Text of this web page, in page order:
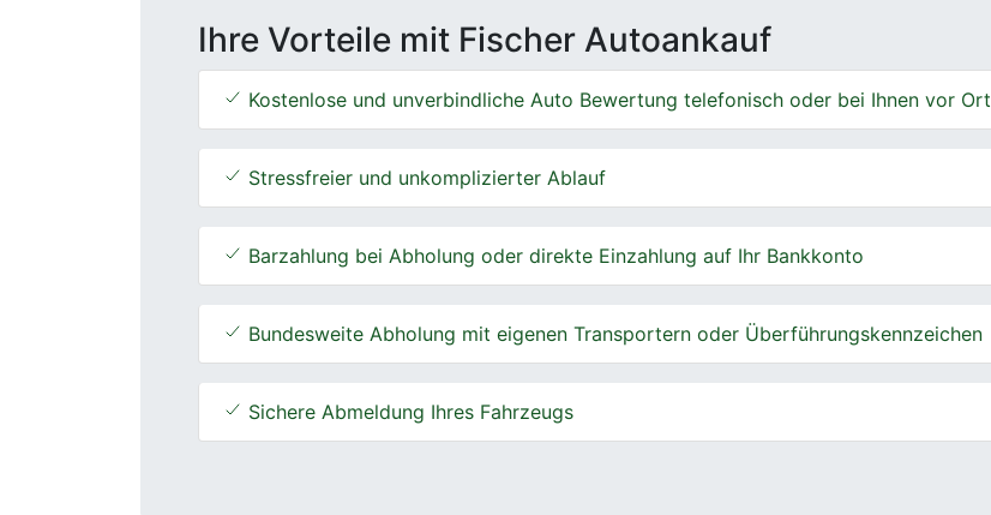
Ihre Vorteile mit Fischer Autoankauf
Kostenlose und unverbindliche Auto Bewertung telefonisch oder bei Ihnen vor Ort
Stressfreier und unkomplizierter Ablauf
Barzahlung bei Abholung oder direkte Einzahlung auf Ihr Bankkonto
Bundesweite Abholung mit eigenen Transportern oder Überführungskennzeichen
Sichere Abmeldung Ihres Fahrzeugs